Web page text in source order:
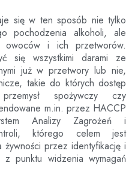
się w ten sposób nie tylko
pochodzenia alkoholi, ale
owoców i ich przetworów.
się wszystkimi darami ze
już w przetwory lub nie,
takie do których dostęp
spożywczy czy
m.in. przez HACCP
Analizy Zagrożeń i
którego celem jest
przez identyfikację i
punktu widzenia wymagań